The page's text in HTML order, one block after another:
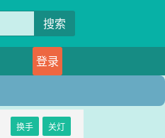
搜索
登录
换手 关灯